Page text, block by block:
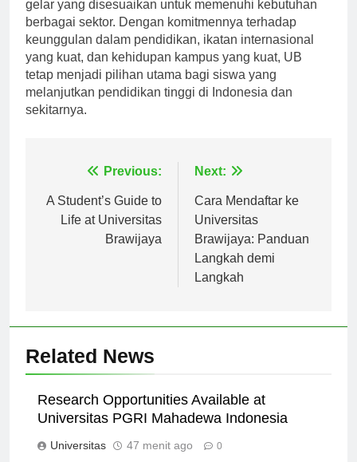
berbagai sektor. Dengan komitmennya terhadap
keunggulan dalam pendidikan, ikatan internasional
yang kuat, dan kehidupan kampus yang kuat, UB
tetap menjadi pilihan utama bagi siswa yang
melanjutkan pendidikan tinggi di Indonesia dan
sekitarnya.
Navigasi
pos
Previous:
A Student’s Guide to
Life at Universitas
Brawijaya
Next:
Cara Mendaftar ke
Universitas
Brawijaya: Panduan
Langkah demi
Langkah
Related News
Research Opportunities Available at
Universitas PGRI Mahadewa Indonesia
Universitas 47 menit ago 0